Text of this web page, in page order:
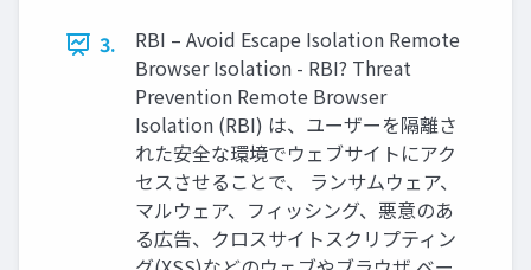
3.
RBI – Avoid Escape Isolation Remote
Browser Isolation - RBI? Threat
Prevention Remote Browser
Isolation (RBI) は、ユーザーを隔離さ
れた安全な環境でウェブサイトにアク
セスさせることで、 ランサムウェア、
マルウェア、フィッシング、悪意のあ
る広告、クロスサイトスクリプティン